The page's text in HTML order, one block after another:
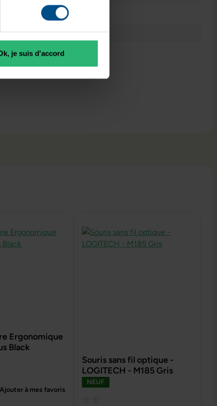
je suis d'accord
3701157142960
274 x 170 x 338 mm
7,5 kg
Ergonomique
Black
Ajouter à mes favoris
Souris sans fil optique -
LOGITECH - M185 Gris
NEUF